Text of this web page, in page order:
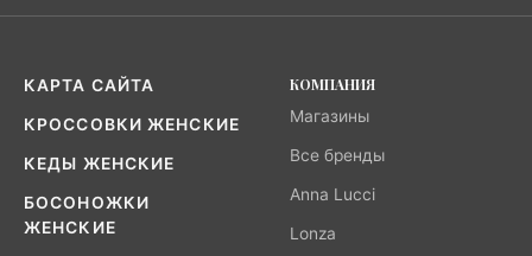
КАРТА САЙТА
КРОССОВКИ ЖЕНСКИЕ
КЕДЫ ЖЕНСКИЕ
БОСОНОЖКИ
ЖЕНСКИЕ
КОМПАНИЯ
Магазины
Все бренды
Anna Lucci
Lonza